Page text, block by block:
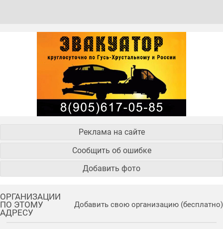
Реклама на сайте
Сообщить об ошибке
Добавить фото
ОРГАНИЗАЦИИ
ПО ЭТОМУ
АДРЕСУ
Добавить свою организацию (бесплатно)